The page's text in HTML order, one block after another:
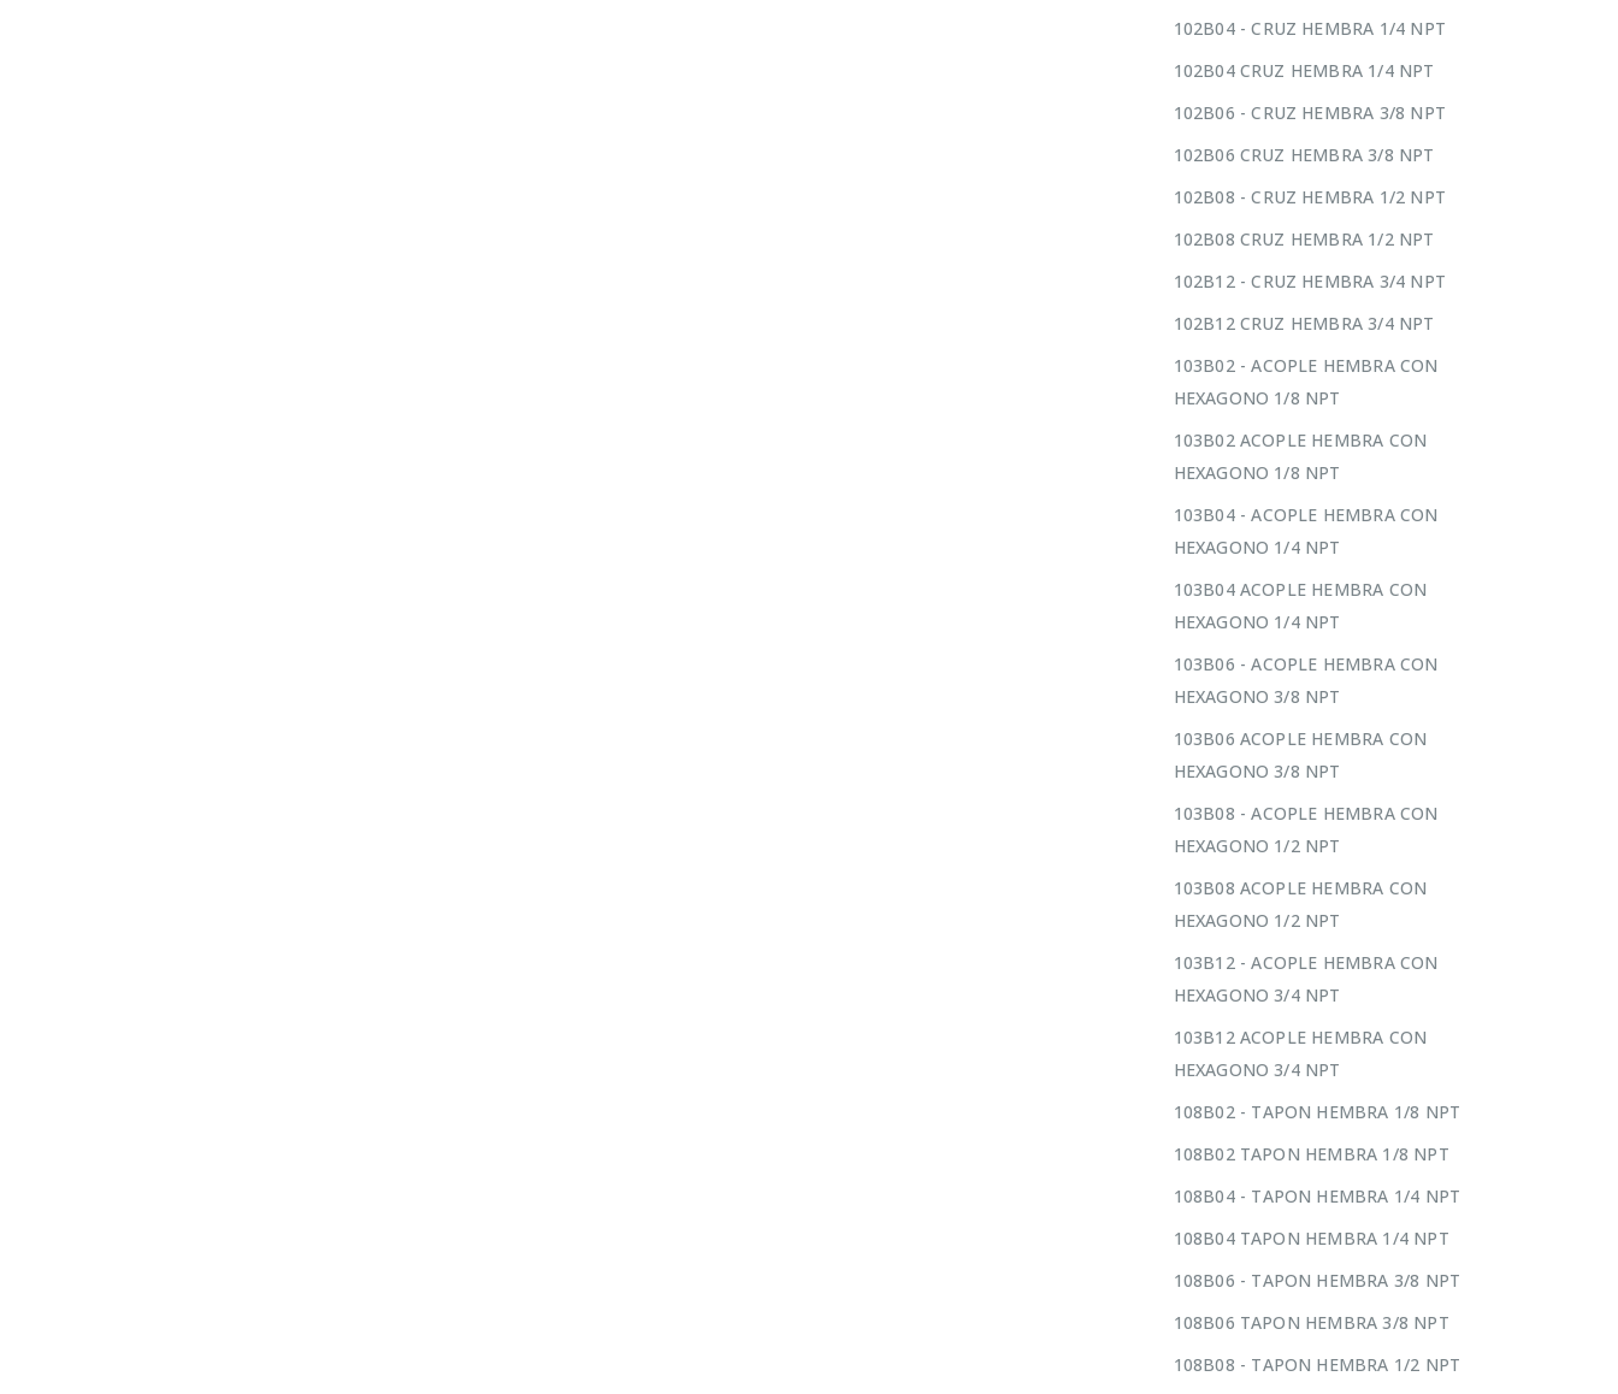
102B04 - CRUZ HEMBRA 1/4 NPT
102B04 CRUZ HEMBRA 1/4 NPT
102B06 - CRUZ HEMBRA 3/8 NPT
102B06 CRUZ HEMBRA 3/8 NPT
102B08 - CRUZ HEMBRA 1/2 NPT
102B08 CRUZ HEMBRA 1/2 NPT
102B12 - CRUZ HEMBRA 3/4 NPT
102B12 CRUZ HEMBRA 3/4 NPT
103B02 - ACOPLE HEMBRA CON
HEXAGONO 1/8 NPT
103B02 ACOPLE HEMBRA CON
HEXAGONO 1/8 NPT
103B04 - ACOPLE HEMBRA CON
HEXAGONO 1/4 NPT
103B04 ACOPLE HEMBRA CON
HEXAGONO 1/4 NPT
103B06 - ACOPLE HEMBRA CON
HEXAGONO 3/8 NPT
103B06 ACOPLE HEMBRA CON
HEXAGONO 3/8 NPT
103B08 - ACOPLE HEMBRA CON
HEXAGONO 1/2 NPT
103B08 ACOPLE HEMBRA CON
HEXAGONO 1/2 NPT
103B12 - ACOPLE HEMBRA CON
HEXAGONO 3/4 NPT
103B12 ACOPLE HEMBRA CON
HEXAGONO 3/4 NPT
108B02 - TAPON HEMBRA 1/8 NPT
108B02 TAPON HEMBRA 1/8 NPT
108B04 - TAPON HEMBRA 1/4 NPT
108B04 TAPON HEMBRA 1/4 NPT
108B06 - TAPON HEMBRA 3/8 NPT
108B06 TAPON HEMBRA 3/8 NPT
108B08 - TAPON HEMBRA 1/2 NPT